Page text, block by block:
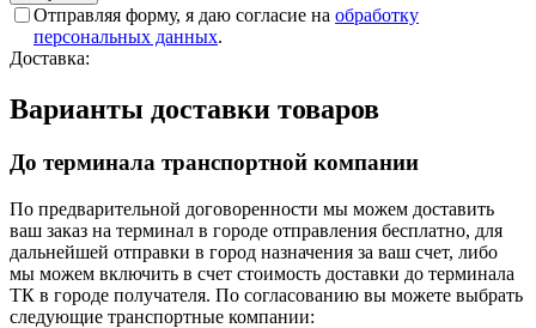
Отправляя форму, я даю согласие на обработку
персональных данных.
Доставка:
Варианты доставки товаров
До терминала транспортной компании
По предварительной договоренности мы можем доставить
ваш заказ на терминал в городе отправления бесплатно, для
дальнейшей отправки в город назначения за ваш счет, либо
мы можем включить в счет стоимость доставки до терминала
ТК в городе получателя. По согласованию вы можете выбрать
следующие транспортные компании: